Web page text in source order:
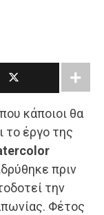
κάποιοι θα
το έργο της
πριν
την
Φέτος